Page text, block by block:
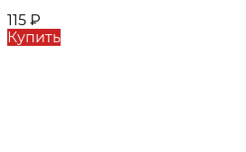
115 ₽
Купить